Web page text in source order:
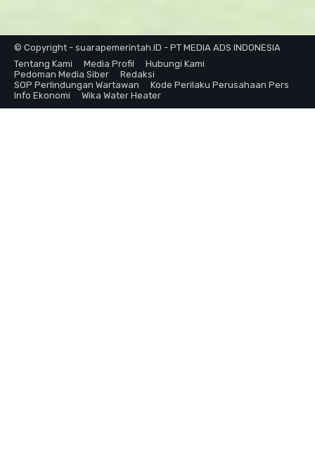
© Copyright - suarapemerintah.ID - PT MEDIA ADS INDONESIA
Tentang Kami
Media Profil
Hubungi Kami
Pedoman Media Siber
Redaksi
SOP Perlindungan Wartawan
Kode Perilaku Perusahaan Pers
Info Ekonomi
Wika Water Heater